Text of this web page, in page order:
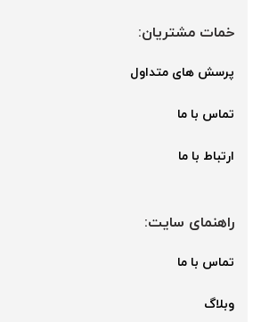
خمات مشتریان:
پرسش های متداول
تماس با ما
ارتباط با ما
راهنمای سایت:
تماس با ما
وبلاگ